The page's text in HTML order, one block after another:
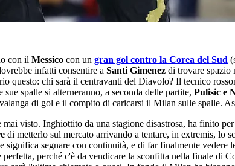
con il Messico con un gran gol contro la Corea del Sud
infatti consentire a Santi Gimenez di trovare spazio
questo: chi sarà il centravanti del Diavolo? Il tecnico
spalle si alterneranno, a seconda delle partite, Pulisic e
di gol e il compito di caricarsi il Milan sulle spalle.
visto. Inghiottito da una stagione disastrosa, ha finito
di metterlo sul mercato arrivando a tentare, in extremis, lo
segnare con continuità, e di far finalmente
perché c'è da vendicare la sconfitta nella finale di